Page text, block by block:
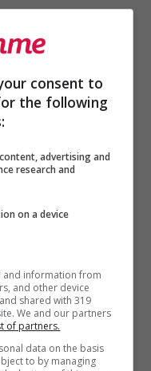
i finocchi,
esterna,
rovinata e taglia
a spicchi
restano
tuffaci dentro i
servirà solo
un po’, quindi
lessarsi
consent to
the following
advertising and
research and
on a device
and information from
and other device
shared with 319
We and our partners
of partners.
data on the basis
to by managing